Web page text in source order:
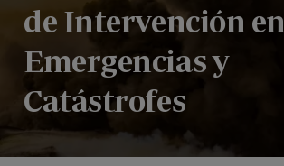
de Intervención en
Emergencias y
Catástrofes